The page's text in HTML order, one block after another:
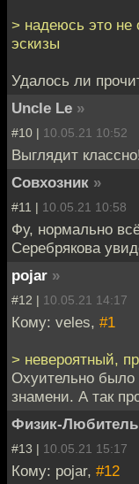
> надеюсь это не
эскизы
Удалось ли
Uncle Le »
#10 | 10.05.21 10:52
Выглядит классно!
Совхозник »
#11 | 10.05.21 10:58
Фу, нормально
Серебрякова
pojar »
#12 | 10.05.21 14:17
Кому: veles, #1
> невероятный,
Охуительно
знамени. А так
Физик-Любитель
#13 | 10.05.21 15:17
Кому: pojar, #12